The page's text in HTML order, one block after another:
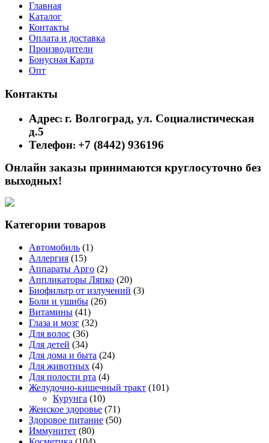
Главная
Каталог
Контакты
Оплата и доставка
Производители
Бонусная Карта
Опт
Контакты
Адрес: г. Волгоград, ул. Социалистическая
д.5
Телефон: +7 (8442) 936196
Онлайн заказы принимаются круглосуточно без
выходных!
Категории товаров
Автомобиль (1)
Аллергия (15)
Аппараты Арго (2)
Аппликаторы Ляпко (20)
Биофильтр от излучений (3)
Боли и ушибы (26)
Витамины (41)
Глаза и мозг (32)
Для волос (36)
Для детей (34)
Для дома и быта (24)
Для животных (4)
Для полости рта (4)
Желудочно-кишечный тракт (101)
Курунга (10)
Женское здоровье (71)
Здоровое питание (50)
Иммунитет (80)